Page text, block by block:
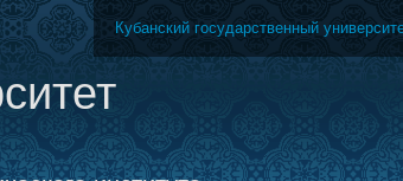
Кубанский государственный